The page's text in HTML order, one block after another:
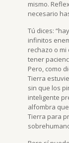
mismo.
necesario
Tú dices:
infinitos
rechazo o
tener
Pero, como
Tierra
sin que los
inteligente
alfombra
Tierra para